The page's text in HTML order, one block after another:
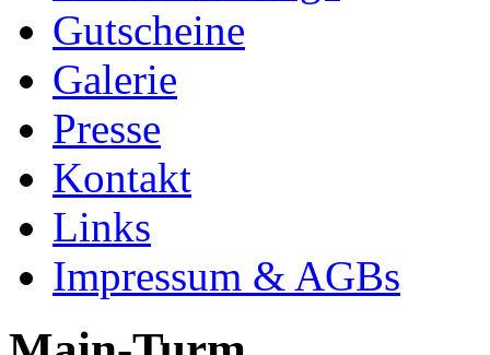
Gutscheine
Galerie
Presse
Kontakt
Links
Impressum & AGBs